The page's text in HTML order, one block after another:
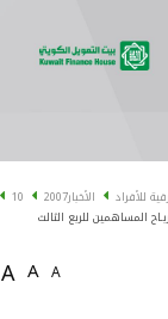
للشركات
للأفراد الأخبار2007
10
A
A
A